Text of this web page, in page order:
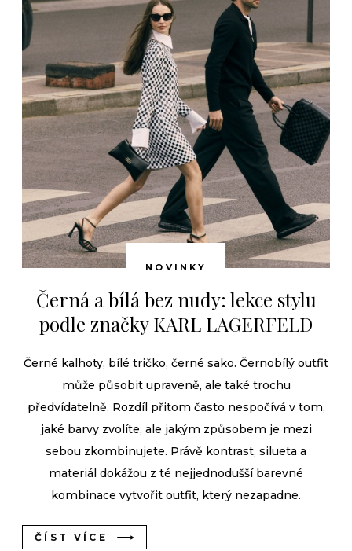
NOVINKY
Černá a bílá bez nudy: lekce stylu
podle značky KARL LAGERFELD
Černé kalhoty, bílé tričko, černé sako. Černobílý outfit
může působit upraveně, ale také trochu
předvídatelně. Rozdíl přitom často nespočívá v tom,
jaké barvy zvolíte, ale jakým způsobem je mezi
sebou zkombinujete. Právě kontrast, silueta a
materiál dokážou z té nejjednodušší barevné
kombinace vytvořit outfit, který nezapadne.
ČÍST VÍCE